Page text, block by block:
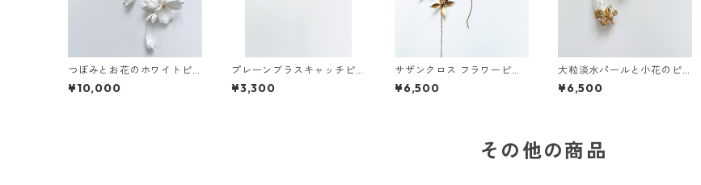
つぼみとお花のホワイトピ
アス
¥10,000
プレーンブラスキャッチピ
アス
¥3,300
サザンクロス フラワーピア
ス
¥6,500
大粒淡水パールと小花のピ
アス
¥6,500
その他の商品